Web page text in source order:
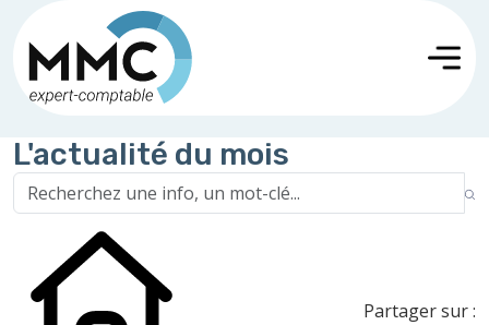
L'actualité du mois
Partager sur :